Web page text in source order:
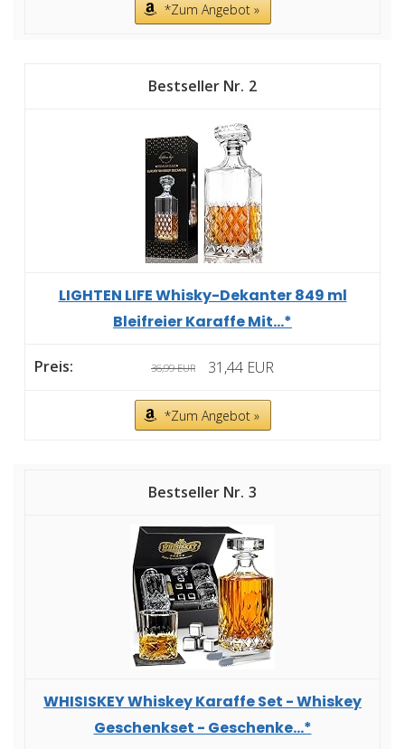
*Zum Angebot »
2
LIGHTEN LIFE Whisky-Dekanter 849 ml
Bleifreier Karaffe Mit...*
36,99 EUR 31,44 EUR
*Zum Angebot »
3
WHISISKEY Whiskey Karaffe Set - Whiskey
Geschenkset - Geschenke...*